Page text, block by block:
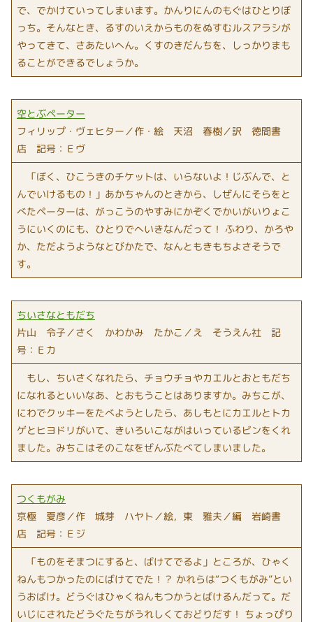
で、でかけていってしまいます。かんりにんのもぐはひとりぼ
っち。そんなとき、るすのいえからものをぬすむルスアラシが
やってきて、さあたいへん。くすのきだんちを、しっかりまも
ることができるでしょうか。
空とぶペーター
フィリップ・ヴェヒター／作・絵 天沼 春樹／訳 徳間書
店 記号：Ｅヴ
「ぼく、ひこうきのチケットは、いらないよ！じぶんで、と
んでいけるもの！」あかちゃんのときから、しぜんにそらをと
べたペーターは、がっこうのやすみにかぞくでかいがいりょこ
うにいくのにも、ひとりでへいきなんだって！ ふわり、かろや
か、ただようようなとびかたで、なんともきもちよさそうで
す。
ちいさなともだち
片山 令子／さく かわかみ たかこ／え そうえん社 記
号：Ｅカ
もし、ちいさくなれたら、チョウチョやカエルとおともだち
になれるといいなあ、とおもうことはありますか。みちこが、
にわでクッキーをたべようとしたら、あしもとにカエルとトカ
ゲとヒヨドリがいて、きいろいこながはいっているビンをくれ
ました。みちこはそのこなをぜんぶたべてしまいました。
つくもがみ
京極 夏彦／作 城芽 ハヤト／絵，東 雅夫／編 岩崎書
店 記号：Ｅジ
「ものをそまつにすると、ばけてでるよ」ところが、ひゃく
ねんもつかったのにばけてでた！？ かれらは“つくもがみ”とい
うおばけ。どうぐはひゃくねんもつかうとばけるんだって。だ
いじにされたどうぐたちがうれしくておどりだす！ ちょっぴり